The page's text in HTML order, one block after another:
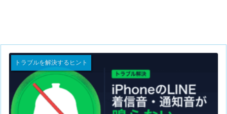
トラブルを解決するヒント